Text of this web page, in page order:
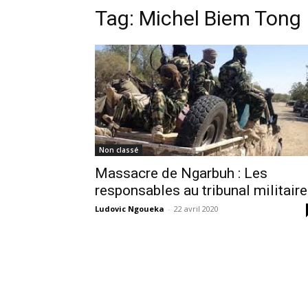
Tag: Michel Biem Tong
Non classé
Massacre de Ngarbuh : Les
responsables au tribunal militaire
Ludovic Ngoueka - 22 avril 2020